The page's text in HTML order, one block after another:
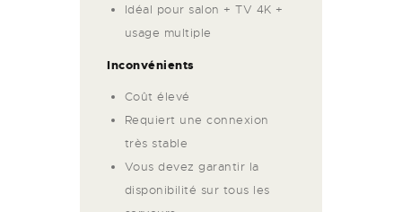
Idéal pour salon + TV 4K +
usage multiple
Inconvénients
Coût élevé
Requiert une connexion
très stable
Vous devez garantir la
disponibilité sur tous les